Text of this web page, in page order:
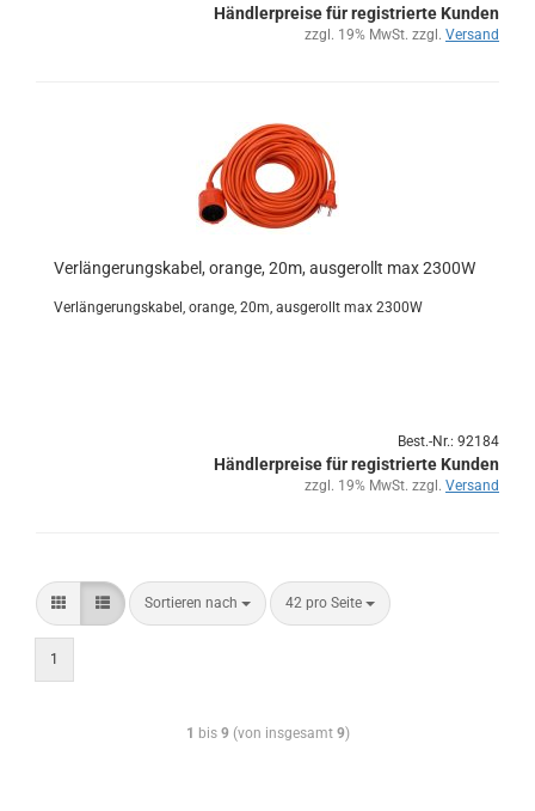
Händlerpreise für registrierte Kunden
zzgl. 19% MwSt. zzgl. Versand
Ver­län­ge­rungs­ka­bel, oran­ge, 20m, aus­ge­rollt max 2300W
Ver­län­ge­rungs­ka­bel, oran­ge, 20m, aus­ge­rollt max 2300W
Best.-Nr.: 92184
Händlerpreise für registrierte Kunden
zzgl. 19% MwSt. zzgl. Versand
Sortieren nach 42 pro Seite
1
1 bis 9(von insgesamt 9)